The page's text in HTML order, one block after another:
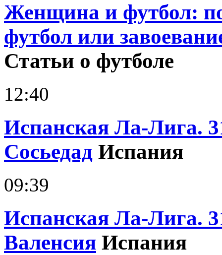
Женщина и футбол:
футбол или
Статьи о футболе
12:40
Испанская Ла-Лига.
Сосьедад Испания
09:39
Испанская Ла-Лига.
Валенсия Испания